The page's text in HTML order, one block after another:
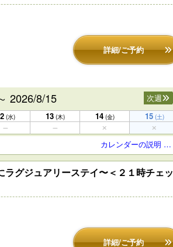
詳細/ご予約
2026/8/15
次週
(水) 13 (木) 14 (金) 15 (土)
カレンダーの説明 …
グジュアリーステイ〜＜２１時チェッ
詳細/ご予約